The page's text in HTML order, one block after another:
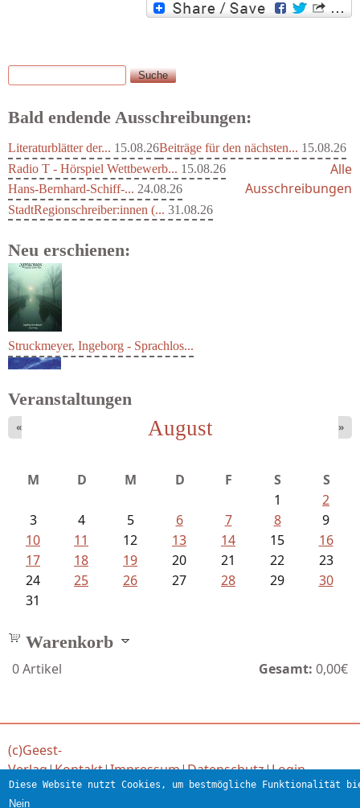
Suchformular
Suche
Bald endende Ausschreibungen:
Literaturblätter der... 15.08.26Beiträge für den nächsten... 15.08.26
Radio T - Hörspiel Wettbewerb... 15.08.26
Hans-Bernhard-Schiff-... 24.08.26
StadtRegionschreiber:innen (... 31.08.26
Alle
Ausschreibungen
Neu erschienen:
Struckmeyer, Ingeborg - Sprachlos...
Veranstaltungen
August
« »
M D M D F S
S
1
2
3
4 5 6 7 8
9
10
11 12 13 14 15
16
17
18 19 20 21 22
23
24
25 26 27 28 29
30
31
Warenkorb
0Artikel Gesamt: 0,00€
(c)Geest-
Verlag|Kontakt|Impressum|Datenschutz|Login
Diese Website nutzt Cookies, um bestmögliche Funktionalität
Nein